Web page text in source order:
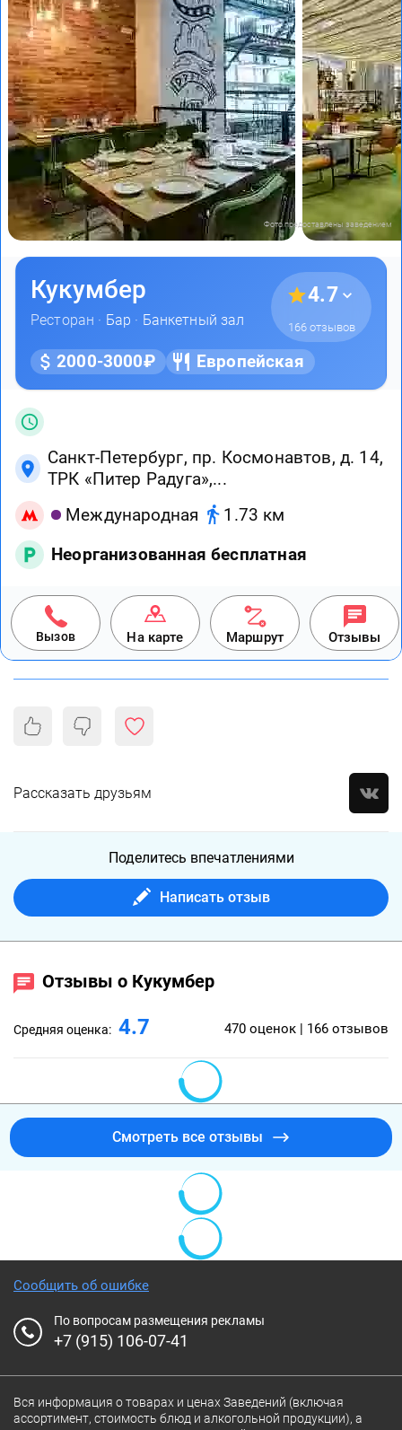
Фото предоставлены заведением
Кукумбер
Ресторан · Бар · Банкетный зал
4.7
166 отзывов
2000-3000₽ Европейская
Санкт-Петербург, пр. Космонавтов, д. 14,
ТРК «Питер Радуга»,...
Международная
1.73 км
Неорганизованная бесплатная
Вызов На карте Маршрут Отзывы
Рассказать друзьям
Поделитесь впечатлениями
Написать отзыв
Отзывы о Кукумбер
Средняя оценка: 4.7 470 оценок | 166 отзывов
Смотреть все отзывы
Сообщить об ошибке
По вопросам размещения рекламы
+7 (915) 106-07-41
Вся информация о товарах и ценах Заведений (включая
ассортимент, стоимость блюд и алкогольной продукции), а